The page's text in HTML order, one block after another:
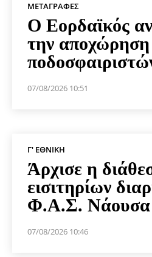
ΜΕΤΑΓΡΑΦΈΣ
Ο Εορδαϊκός
την αποχώρηση
07/08/2026 10:51
Γ' ΕΘΝΙΚΉ
Άρχισε η
εισιτηρίων
Φ.Α.Σ. Νάουσα
07/08/2026 10:46